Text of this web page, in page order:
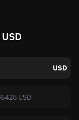
USD
USD